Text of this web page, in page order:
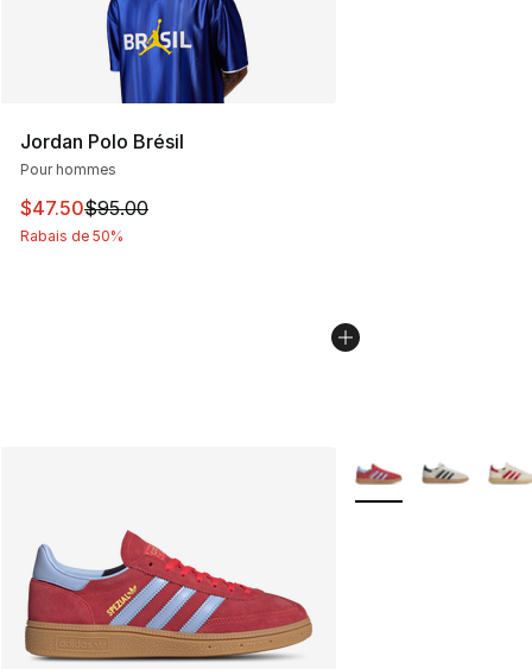
Jordan Polo Brésil
Pour hommes
Cet article est en solde. Le prix est passé de $95.00 à
$47.50$95.00
Rabais de 50%
Plus de couleurs